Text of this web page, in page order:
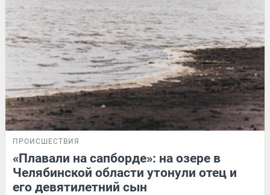
ПРОИСШЕСТВИЯ
«Плавали на сапборде»: на озере в
Челябинской области утонули отец и
его девятилетний сын